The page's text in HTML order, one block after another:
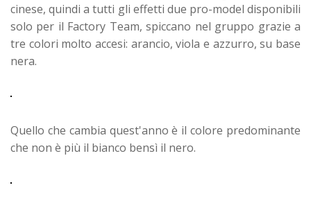
cinese, quindi a tutti gli effetti due pro-model disponibili
solo per il Factory Team, spiccano nel gruppo grazie a
tre colori molto accesi: arancio, viola e azzurro, su base
nera.
Quello che cambia quest'anno è il colore predominante
che non è più il bianco bensì il nero.